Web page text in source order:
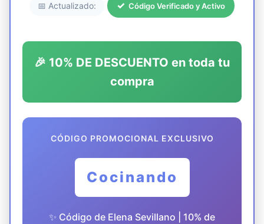
📅 Actualizado: Código Verificado y Activo
🎉 10% DE DESCUENTO en toda tu
compra
CÓDIGO PROMOCIONAL EXCLUSIVO
Cocinando
✨ Código de Elena Sevillano | 10% de